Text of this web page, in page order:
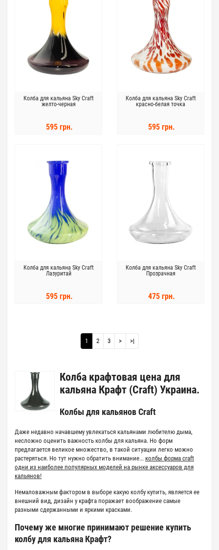
Колба для кальяна Sky Craft
желто-черная
595 грн.
Колба для кальяна Sky Craft
красно-белая точка
595 грн.
Колба для кальяна Sky Craft
Лазуритай
595 грн.
Колба для кальяна Sky Craft
Прозрачная
475 грн.
1 2 3 > >|
Колба крафтовая цена для
кальяна Крафт (Craft) Украина.
Колбы для кальянов Craft
Даже недавно начавшему увлекаться кальянами любителю дыма,
несложно оценить важность колбы для кальяна. Но форм
предлагается великое множество, в такой ситуации легко можно
растеряться. Но тут нужно обратить внимание... колбы форма craft
одни из наиболее популярных моделей на рынке аксессуаров для
кальянов!
Немаловажным фактором в выборе какую колбу купить, является ее
внешний вид, дизайн у крафта поражает воображение самые
разными сдержанными и яркими красками.
Почему же многие принимают решение купить
колбу для кальяна Крафт?